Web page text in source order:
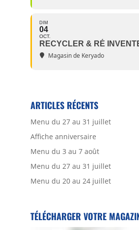
DIM
04
OCT.
RECYCLER & RÉ
Magasin de Keryado
ARTICLES RÉCENTS
Menu du 27 au 31 juillet
Affiche anniversaire
Menu du 3 au 7 août
Menu du 27 au 31 juillet
Menu du 20 au 24 juillet
TÉLÉCHARGER VOTRE